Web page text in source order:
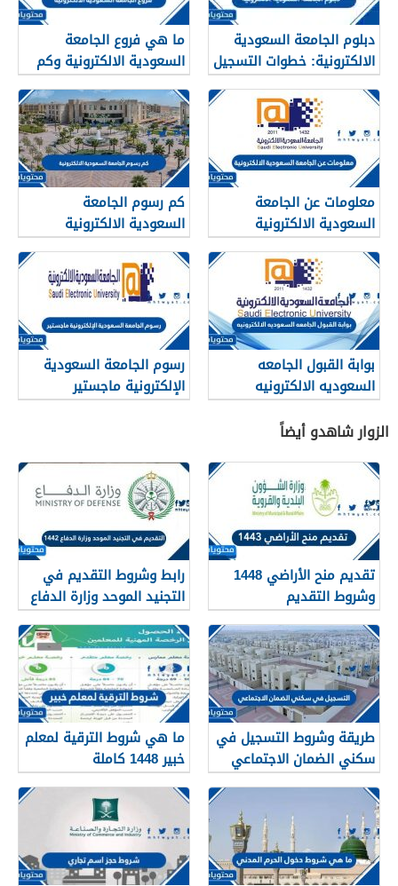
دبلوم الجامعة السعودية
الالكترونية: خطوات التسجيل
والرسوم 2026
ما هي فروع الجامعة
السعودية الالكترونية وكم
عددها 1447
معلومات عن الجامعة
السعودية الالكترونية
كم رسوم الجامعة
السعودية الالكترونية
بوابة القبول الجامعه
السعوديه الالكترونيه
خدمات البوابة وشروط
القبول بالجامعة
رسوم الجامعة السعودية
الإلكترونية ماجستير
الزوار شاهدو أيضاً
تقديم منح الأراضي 1448
وشروط التقديم
رابط وشروط التقديم في
التجنيد الموحد وزارة الدفاع
1448
طريقة وشروط التسجيل في
سكني الضمان الاجتماعي
1448
ما هي شروط الترقية لمعلم
خبير 1448 كاملة